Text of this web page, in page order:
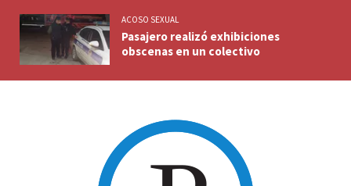
ACOSO SEXUAL
Pasajero realizó exhibiciones
obscenas en un colectivo